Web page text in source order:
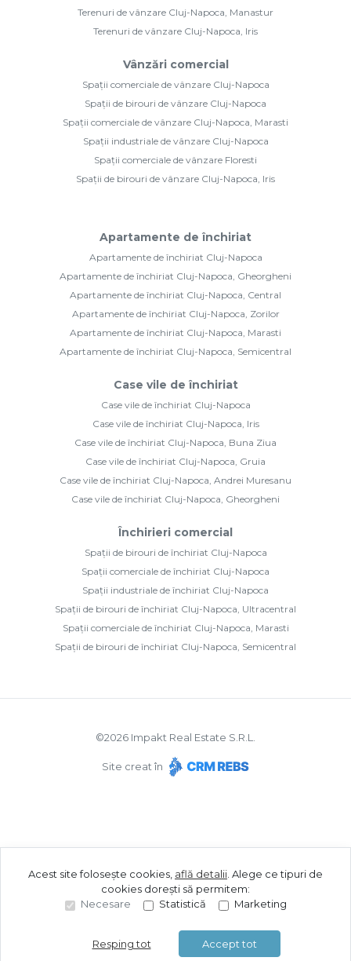
Sună acum Solicită vizionare
Terenuri de vânzare Cluj-Napoca, Manastur
Terenuri de vânzare Cluj-Napoca, Iris
Vânzări comercial
Spații comerciale de vânzare Cluj-Napoca
Spații de birouri de vânzare Cluj-Napoca
Spații comerciale de vânzare Cluj-Napoca, Marasti
Spații industriale de vânzare Cluj-Napoca
Spații comerciale de vânzare Floresti
Spații de birouri de vânzare Cluj-Napoca, Iris
Apartamente de închiriat
Apartamente de închiriat Cluj-Napoca
Apartamente de închiriat Cluj-Napoca, Gheorgheni
Apartamente de închiriat Cluj-Napoca, Central
Apartamente de închiriat Cluj-Napoca, Zorilor
Apartamente de închiriat Cluj-Napoca, Marasti
Apartamente de închiriat Cluj-Napoca, Semicentral
Case vile de închiriat
Case vile de închiriat Cluj-Napoca
Case vile de închiriat Cluj-Napoca, Iris
Case vile de închiriat Cluj-Napoca, Buna Ziua
Case vile de închiriat Cluj-Napoca, Gruia
Case vile de închiriat Cluj-Napoca, Andrei Muresanu
Case vile de închiriat Cluj-Napoca, Gheorgheni
Închirieri comercial
Spații de birouri de închiriat Cluj-Napoca
Spații comerciale de închiriat Cluj-Napoca
Spații industriale de închiriat Cluj-Napoca
Spații de birouri de închiriat Cluj-Napoca, Ultracentral
Spații comerciale de închiriat Cluj-Napoca, Marasti
Spații de birouri de închiriat Cluj-Napoca, Semicentral
©2026 Impakt Real Estate S.R.L.
Site creat în
Acest site folosește cookies, află detalii Alege ce tipuri de
cookies dorești să permitem:
Necesare
Statistică Marketing
Resping tot Accept tot